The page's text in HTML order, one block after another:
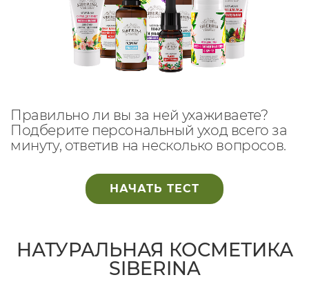
Правильно ли вы за ней ухаживаете?
Подберите персональный уход всего за
минуту, ответив на несколько вопросов.
НАЧАТЬ ТЕСТ
НАТУРАЛЬНАЯ КОСМЕТИКА
SIBERINA